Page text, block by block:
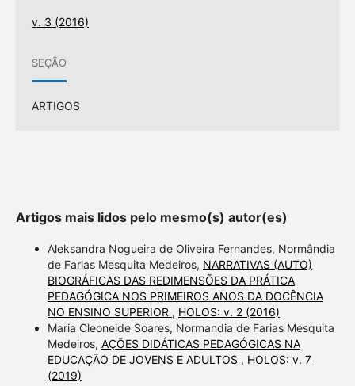
v. 3 (2016)
SEÇÃO
ARTIGOS
Artigos mais lidos pelo mesmo(s) autor(es)
Aleksandra Nogueira de Oliveira Fernandes, Normândia
de Farias Mesquita Medeiros, NARRATIVAS (AUTO)
BIOGRÁFICAS DAS REDIMENSÕES DA PRÁTICA
PEDAGÓGICA NOS PRIMEIROS ANOS DA DOCÊNCIA
NO ENSINO SUPERIOR , HOLOS: v. 2 (2016)
Maria Cleoneide Soares, Normandia de Farias Mesquita
Medeiros, AÇÕES DIDÁTICAS PEDAGÓGICAS NA
EDUCAÇÃO DE JOVENS E ADULTOS , HOLOS: v. 7
(2019)